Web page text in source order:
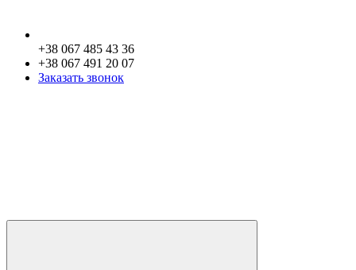
+38 067 485 43 36
+38 067 491 20 07
Заказать звонок